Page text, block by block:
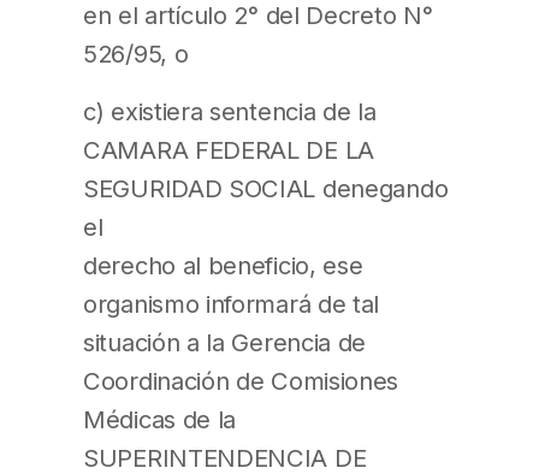
en el artículo 2° del Decreto N°
526/95, o
c) existiera sentencia de la
CAMARA FEDERAL DE LA
SEGURIDAD SOCIAL denegando
el
derecho al beneficio, ese
organismo informará de tal
situación a la Gerencia de
Coordinación de Comisiones
Médicas de la
SUPERINTENDENCIA DE